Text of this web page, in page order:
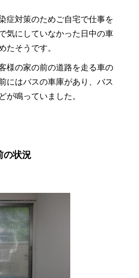
症対策のためご自宅で仕事を
気にしていなかった日中の車
たそうです。
様の家の前の道路を走る車の
にはバスの車庫があり、バス
が鳴っていました。
の状況